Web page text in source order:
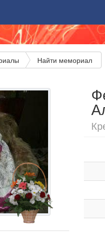
Найти мемориал